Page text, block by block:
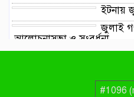
ইটনায়
জুলাই
আলোচনাসভা ও সংবর্ধনা
পালিত
#1096